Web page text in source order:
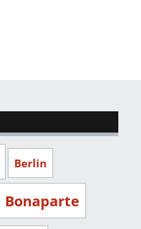
Berlin
Bonaparte